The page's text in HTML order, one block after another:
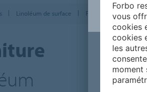
Linoléum de surface Furniture Linoleum
Forbo
vous
cookies
cookies
les
moment